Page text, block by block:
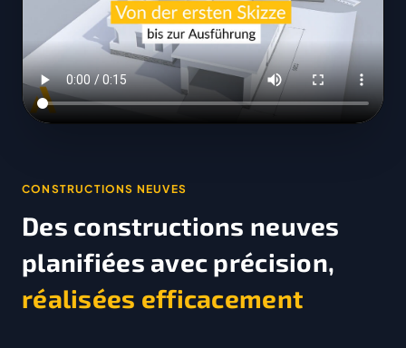
CONSTRUCTIONS NEUVES
Des constructions neuves
planifiées avec précision,
réalisées efficacement